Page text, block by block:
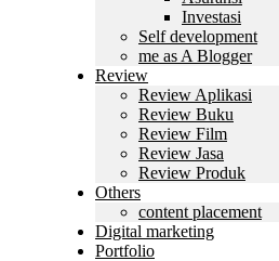
Investasi
Self development
me as A Blogger
Review
Review Aplikasi
Review Buku
Review Film
Review Jasa
Review Produk
Others
content placement
Digital marketing
Portfolio